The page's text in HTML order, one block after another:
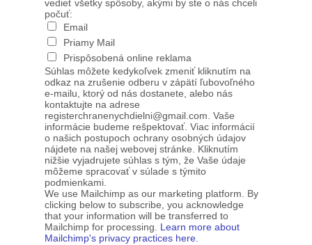
vedieť všetky spôsoby, akými by ste o nás chceli
počuť:
Email
Priamy Mail
Prispôsobená online reklama
Súhlas môžete kedykoľvek zmeniť kliknutím na
odkaz na zrušenie odberu v zápätí ľubovoľného
e-mailu, ktorý od nás dostanete, alebo nás
kontaktujte na adrese
registerchranenychdielni@gmail.com. Vaše
informácie budeme rešpektovať. Viac informácií
o našich postupoch ochrany osobných údajov
nájdete na našej webovej stránke. Kliknutím
nižšie vyjadrujete súhlas s tým, že Vaše údaje
môžeme spracovať v súlade s týmito
podmienkami.
We use Mailchimp as our marketing platform. By
clicking below to subscribe, you acknowledge
that your information will be transferred to
Mailchimp for processing. Learn more about
Mailchimp's privacy practices here.